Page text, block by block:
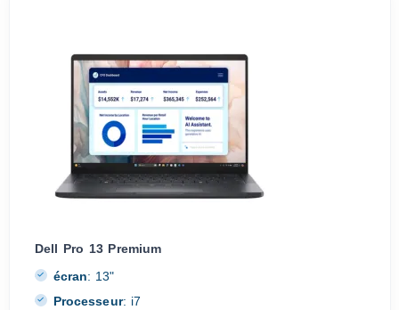
Dell Pro 13 Premium
écran: 13"
Processeur: i7